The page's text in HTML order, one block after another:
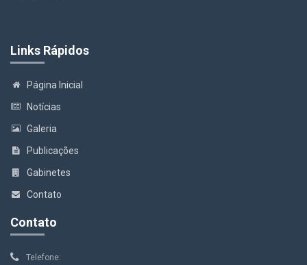
Links Rápidos
Página Inicial
Notícias
Galeria
Publicações
Gabinetes
Contato
Contato
Telefone: